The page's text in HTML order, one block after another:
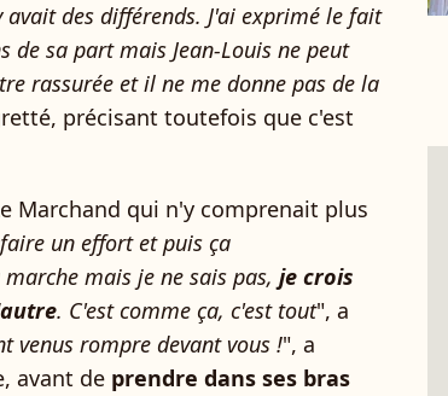
avait des différends. J'ai exprimé le fait
de sa part mais Jean-Louis ne peut
rassurée et il ne me donne pas de la
précisant toutefois que c'est
Marchand qui n'y comprenait plus
un effort et puis ça
mais je ne sais pas, je crois
. C'est comme ça, c'est tout", a
venus rompre devant vous !", a
avant de prendre dans ses bras